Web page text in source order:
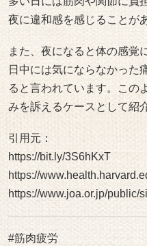
みを訴えるケースとして紹
引用元：
https://bit.ly/3S6hKxT
https://
https://www.joa.or.jp/
#筋肉疲労
#坐骨神経痛
#成長痛
#足の痛み
#夜の脚痛